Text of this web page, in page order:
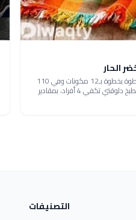
الحار
طريقة عمل حساء الفلفل الأخضر الحار خطوة بخطوة بـ12 مكونات وفي 110
دقيقة فقط. وصفة سهلة ومجرّبة من مطبخ دلوقتي تكفي 4 أفراد، بمقادير
التصنيفات